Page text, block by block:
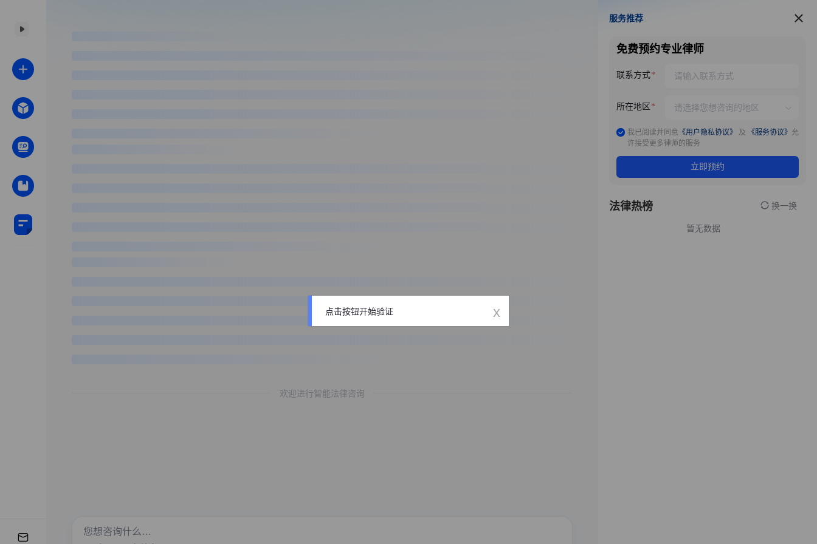
欢迎进行智能法律咨询
服务推荐
服务推荐
免费预约专业律师
联系方式
所在地区
我已阅读并同意 《用户隐私协议》 及 《服务协议》 允
许接受更多律师的服务
立即预约
法律热榜 换一换
暂无数据
点击按钮开始验证 x